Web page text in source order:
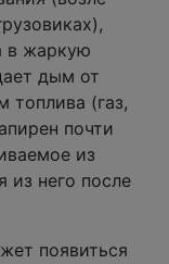
в жаркую
дым от
топлива (газ,
почти
из
из него после
появиться